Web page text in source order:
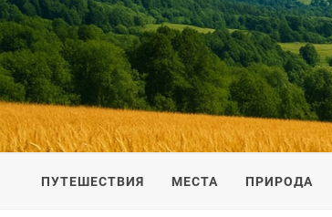
ПУТЕШЕСТВИЕ ПО УКРАИНЕ
ПУТЕШЕСТВИЯ МЕСТА ПРИРОДА